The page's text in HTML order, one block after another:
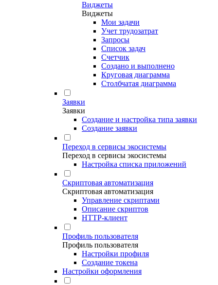
Виджеты
Виджеты
Мои задачи
Учет трудозатрат
Запросы
Список задач
Счетчик
Создано и выполнено
Круговая диаграмма
Столбчатая диаграмма
Заявки
Заявки
Создание и настройка типа заявки
Создание заявки
Переход в сервисы экосистемы
Переход в сервисы экосистемы
Настройка списка приложений
Скриптовая автоматизация
Скриптовая автоматизация
Управление скриптами
Описание скриптов
HTTP-клиент
Профиль пользователя
Профиль пользователя
Настройки профиля
Создание токена
Настройки оформления